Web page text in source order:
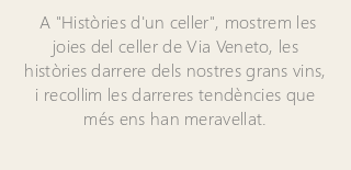
A "Històries d'un celler", mostrem les
joies del celler de Via Veneto, les
històries darrere dels nostres grans vins,
i recollim les darreres tendències que
més ens han meravellat.